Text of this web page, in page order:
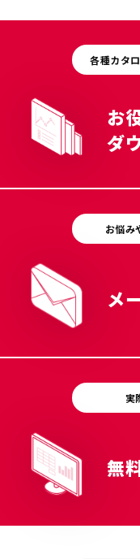
各種カタ
お
ダ
お悩み
メ
実
無